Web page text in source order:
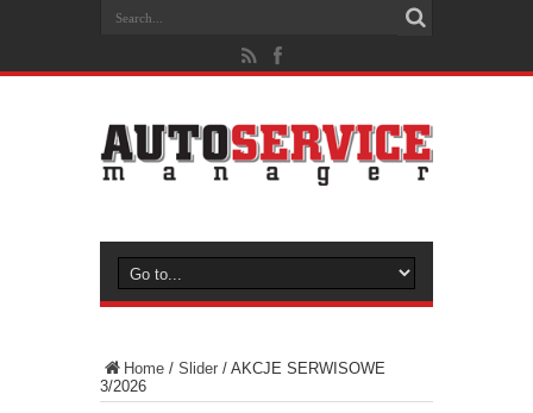
Home / Slider / AKCJE SERWISOWE
3/2026